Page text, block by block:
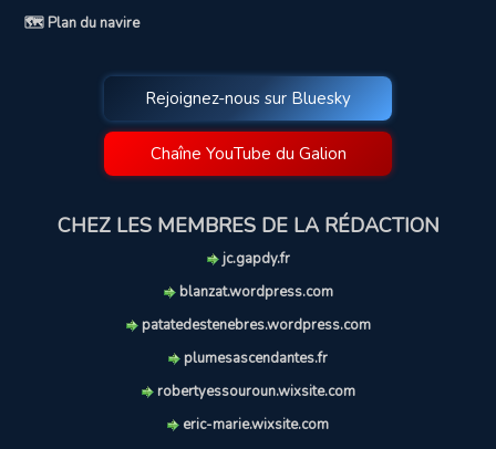
🗺️ Plan du navire
Rejoignez-nous sur Bluesky
Chaîne YouTube du Galion
CHEZ LES MEMBRES DE LA RÉDACTION
jc.gapdy.fr
blanzat.wordpress.com
patatedestenebres.wordpress.com
plumesascendantes.fr
robertyessouroun.wixsite.com
eric-marie.wixsite.com